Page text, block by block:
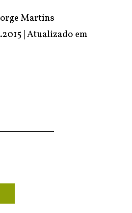
Martins
| Atualizado em